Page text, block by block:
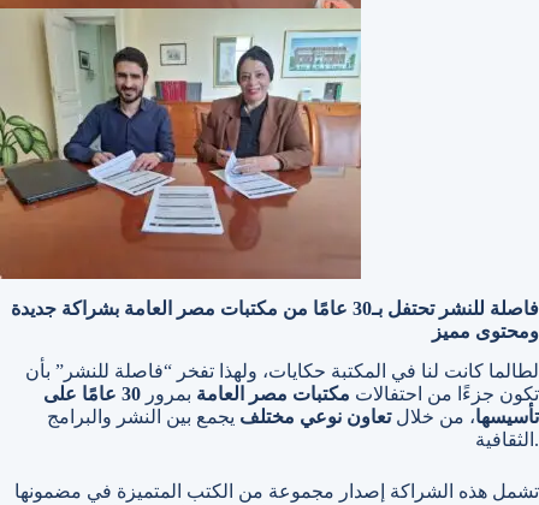
فاصلة للنشر تحتفل بـ30 عامًا من مكتبات مصر العامة بشراكة جديدة
ومحتوى مميز
لطالما كانت لنا في المكتبة حكايات، ولهذا تفخر “فاصلة للنشر” بأن
تكون جزءًا من احتفالات مكتبات مصر العامة بمرور
30 عامًا على
تأسيسها، من خلالتعاون نوعي مختلف يجمع بين النشر والبرامج
الثقافية.
تشمل هذه الشراكة إصدار مجموعة من الكتب المتميزة في مضمونها